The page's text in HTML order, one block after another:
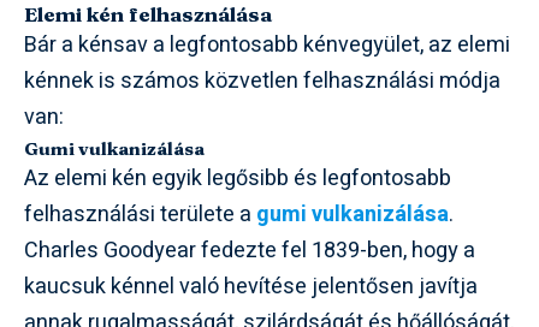
Elemi kén felhasználása
Bár a kénsav a legfontosabb kénvegyület, az elemi
kénnek is számos közvetlen felhasználási módja
van:
Gumi vulkanizálása
Az elemi kén egyik legősibb és legfontosabb
felhasználási területe a gumi vulkanizálása.
Charles Goodyear fedezte fel 1839-ben, hogy a
kaucsuk kénnel való hevítése jelentősen javítja